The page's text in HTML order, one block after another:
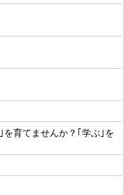
育てませんか？｢学ぶ｣を